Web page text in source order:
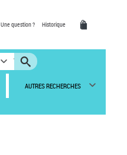
Une question ? Historique
AUTRES RECHERCHES